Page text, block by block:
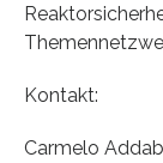
Kontakt:
Carmelo